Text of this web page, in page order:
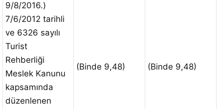
9/8/2016.)
7/6/2012 tarihli
ve 6326 sayılı
Turist
Rehberliği
Meslek Kanunu
kapsamında
düzenlenen
(Binde 9,48) (Binde 9,48)